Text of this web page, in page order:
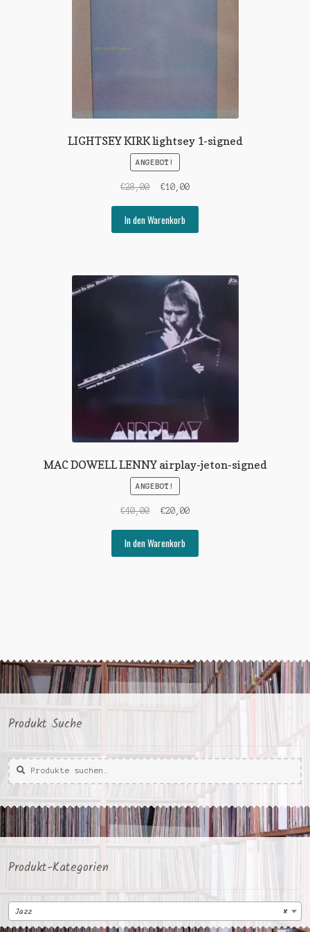
LIGHTSEY KIRK lightsey 1-signed
ANGEBOT!
€28,00
Ursprünglicher
war:
€28,00
€10,00Aktueller
€10,00.
In den Warenkorb
MAC DOWELL LENNY airplay-jeton-signed
ANGEBOT!
€40,00
Ursprünglicher
war:
€40,00
€20,00Aktueller
€20,00.
In den Warenkorb
Produkt Suche
Suche
nach:
Suche
Produkt-Kategorien
×
Jazz